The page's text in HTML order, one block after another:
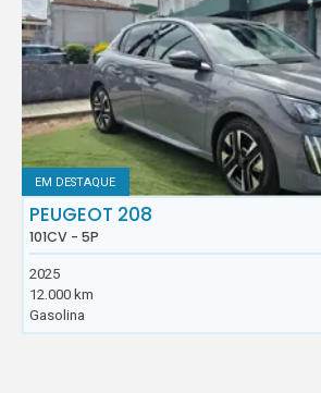
EM DESTAQUE
PEUGEOT 208
101CV - 5P
2025
12.000 km
Gasolina